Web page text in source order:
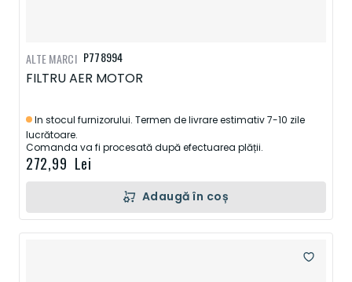
P778994
FILTRU AER MOTOR
In stocul furnizorului. Termen de livrare estimativ 7-10 zile
lucrătoare.
Comanda va fi procesată după efectuarea plății.
272,99 Lei
ALTE MARCI
Adaugă în coș